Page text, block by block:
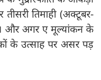
तिमाही (अक्टूबर-
और अगर ए मूल्यांकन के
के उत्साह पर असर पड़